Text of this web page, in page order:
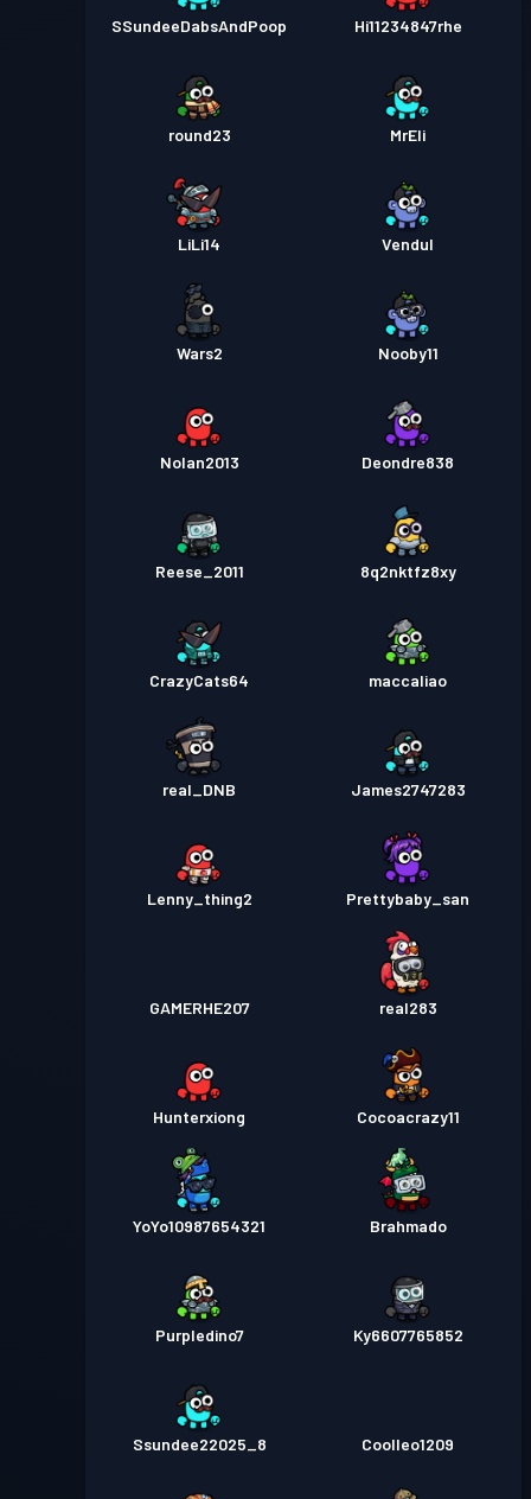
SSundeeDabsAndPoop Hi11234847rhe
round23 MrEli
LiLi14 Vendul
Wars2 Nooby11
Nolan2013 Deondre838
Reese_2011 8q2nktfz8xy
CrazyCats64 maccaliao
real_DNB James2747283
Lenny_thing2 Prettybaby_san
GAMERHE207 real283
Hunterxiong Cocoacrazy11
YoYo10987654321 Brahmado
Purpledino7 Ky6607765852
Ssundee22025_8 Coolleo1209